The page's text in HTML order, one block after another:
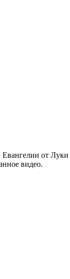
от
видео.